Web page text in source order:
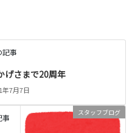
記事
げさまで20周年
年7月7日
スタッフブログ
事